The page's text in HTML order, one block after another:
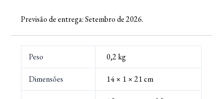
Previsão de entrega: Setembro de 2026.
Peso 0,2 kg
Dimensões 14 × 1 × 21 cm